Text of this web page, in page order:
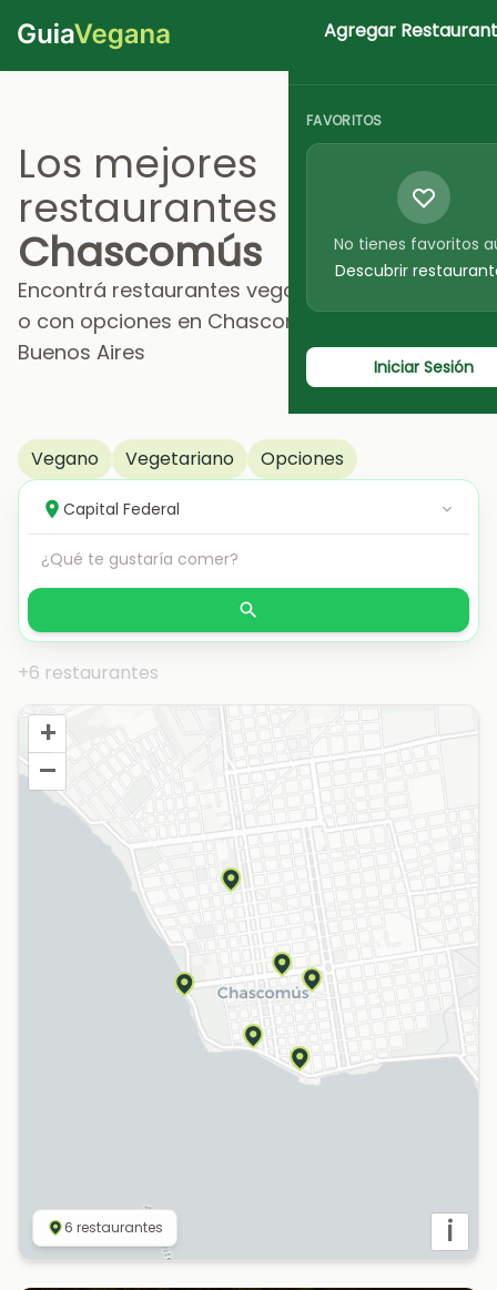
Iniciar Sesion
Agregar
FAVORITOS
No tienes favoritos
Descubrir
Iniciar Sesión
Los mejores
restaurantes en
Chascomús
Encontrá restaurantes veganos, vegetarianos
o con opciones en Chascomús, Provincia de
Buenos Aires
Vegano Vegetariano Opciones
+6 restaurantes
+
–
i
6 restaurantes